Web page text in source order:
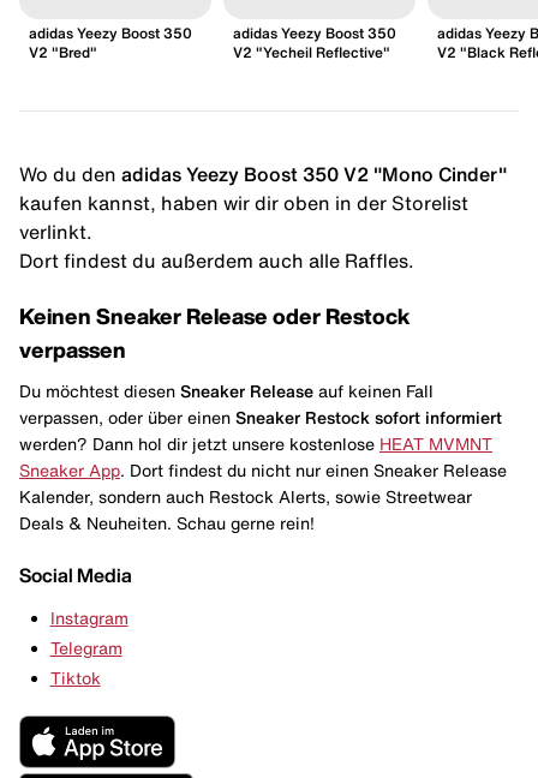
adidas Yeezy Boost 350
V2 "Bred"
adidas Yeezy Boost 350
V2 "Yecheil Reflective"
adidas Yeezy
V2 "Black
Wo du den adidas Yeezy Boost 350 V2 "Mono Cinder"
kaufen kannst, haben wir dir oben in der Storelist
verlinkt.
Dort findest du außerdem auch alle Raffles.
Keinen Sneaker Release oder Restock
verpassen
Du möchtest diesen Sneaker Release auf keinen Fall
verpassen, oder über einen Sneaker Restock sofort informiert
werden? Dann hol dir jetzt unsere kostenlose HEAT MVMNT
Sneaker App. Dort findest du nicht nur einen Sneaker Release
Kalender, sondern auch Restock Alerts, sowie Streetwear
Deals & Neuheiten. Schau gerne rein!
Social Media
Instagram
Telegram
Tiktok